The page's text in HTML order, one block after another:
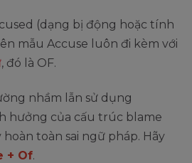
(dạng bị động hoặc tính
mẫu Accuse luôn đi kèm với
, đó là OF.
nhầm lẫn sử dụng
hưởng của cấu trúc blame
toàn sai ngữ pháp. Hãy
+ Of.